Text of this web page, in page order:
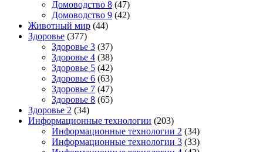
Домоводство 8 (47)
Домоводство 9 (42)
Животный мир (44)
Здоровье (377)
Здоровье 3 (37)
Здоровье 4 (38)
Здоровье 5 (42)
Здоровье 6 (63)
Здоровье 7 (47)
Здоровье 8 (65)
Здоровье 2 (34)
Информационные технологии (203)
Информационные технологии 2 (34)
Информационные технологии 3 (33)